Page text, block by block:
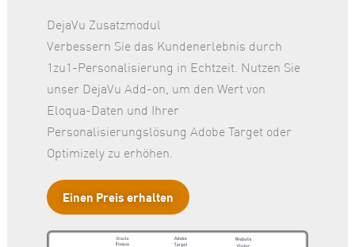
DejaVu Zusatzmodul
Verbessern Sie das Kundenerlebnis durch
1zu1-Personalisierung in Echtzeit. Nutzen Sie
unser DejaVu Add-on, um den Wert von
Eloqua-Daten und Ihrer
Personalisierungslösung Adobe Target oder
Optimizely zu erhöhen.
Einen Preis erhalten